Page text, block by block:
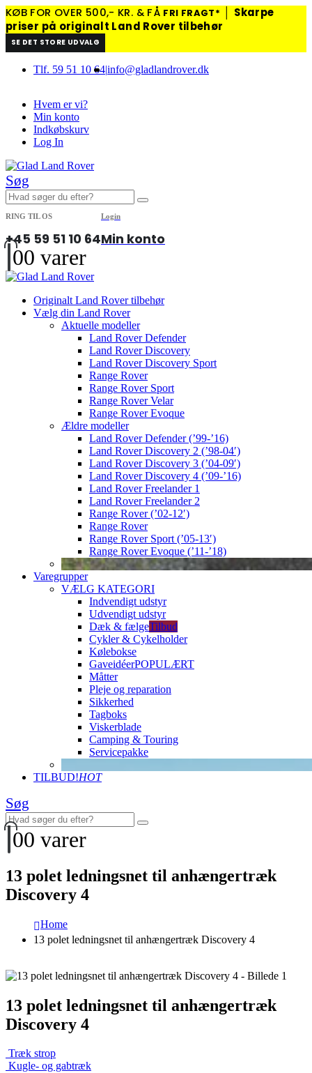
KØB FOR OVER 500,- KR. & FÅ FRI FRAGT*
Skarpe
priser på originalt Land Rover tilbehør
SE DET STORE UDVALG
Tlf. 59 51 10 64|info@gladlandrover.dk
Hvem er vi?
Min konto
Indkøbskurv
Log In
Søg
RING TIL OS
+45 59 51 10 64
Login
Min konto
00 varer
Originalt Land Rover tilbehør
Vælg din Land Rover
Aktuelle modeller
Land Rover Defender
Land Rover Discovery
Land Rover Discovery Sport
Range Rover
Range Rover Sport
Range Rover Velar
Range Rover Evoque
Ældre modeller
Land Rover Defender (’99-’16)
Land Rover Discovery 2 (’98-04′)
Land Rover Discovery 3 (’04-09′)
Land Rover Discovery 4 (’09-’16)
Land Rover Freelander 1
Land Rover Freelander 2
Range Rover (’02-12′)
Range Rover
Range Rover Sport (’05-13′)
Range Rover Evoque (’11-’18)
Varegrupper
VÆLG KATEGORI
Indvendigt udstyr
Udvendigt udstyr
Dæk & fælgeTilbud
Cykler & Cykelholder
Kølebokse
GaveidéerPOPULÆRT
Måtter
Pleje og reparation
Sikkerhed
Tagboks
Viskerblade
Camping & Touring
Servicepakke
TILBUD!HOT
Søg
00 varer
13 polet ledningsnet til anhængertræk
Discovery 4
Home
13 polet ledningsnet til anhængertræk Discovery 4
13 polet ledningsnet til anhængertræk
Discovery 4
Træk strop
Kugle- og gabtræk